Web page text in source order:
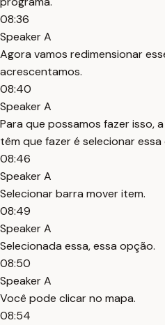
08:36
Speaker A
Agora vamos redimensionar
acrescentamos.
08:40
Speaker A
Para que possamos fazer isso,
têm que fazer é selecionar essa
08:46
Speaker A
Selecionar barra mover item.
08:49
Speaker A
Selecionada essa, essa opção.
08:50
Speaker A
Você pode clicar no mapa.
08:54